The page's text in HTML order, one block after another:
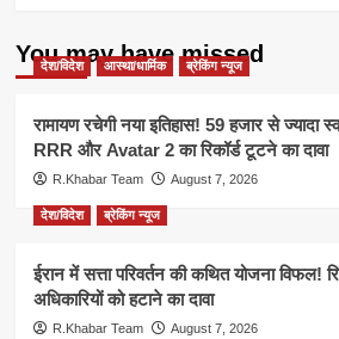
You may have missed
देश/विदेश आस्था/धार्मिक ब्रेकिंग न्यूज
रामायण रचेगी नया इतिहास! 59 हजार से ज्यादा
RRR और Avatar 2 का रिकॉर्ड टूटने का दावा
R.Khabar Team August 7, 2026
देश/विदेश ब्रेकिंग न्यूज
ईरान में सत्ता परिवर्तन की कथित योजना विफल!
अधिकारियों को हटाने का दावा
R.Khabar Team August 7, 2026